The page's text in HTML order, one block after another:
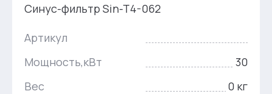
Синус-фильтр Sin-T4-062
Артикул
Мощность,кВт
30
Вес
0 кг